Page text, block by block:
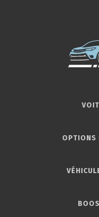
OPTIONS